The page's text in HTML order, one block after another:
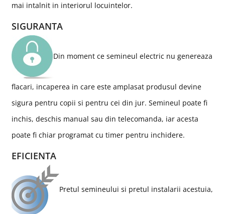
mai intalnit in interiorul locuintelor.
SIGURANTA
Din moment ce semineul electric nu genereaza
flacari, incaperea in care este amplasat produsul devine
sigura pentru copii si pentru cei din jur. Semineul poate fi
inchis, deschis manual sau din telecomanda, iar acesta
poate fi chiar programat cu timer pentru inchidere.
EFICIENTA
Pretul semineului si pretul instalarii acestuia,